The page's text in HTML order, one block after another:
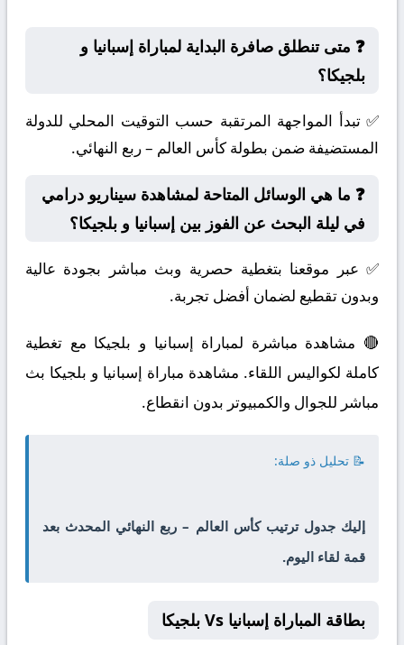
❓ متى تنطلق صافرة البداية لمباراة إسبانيا و
بلجيكا؟
✅ تبدأ المواجهة المرتقبة حسب التوقيت المحلي للدولة
المستضيفة ضمن بطولة كأس العالم – ربع النهائي.
❓ ما هي الوسائل المتاحة لمشاهدة سيناريو درامي
في ليلة البحث عن الفوز بين إسبانيا و بلجيكا؟
✅ عبر موقعنا بتغطية حصرية وبث مباشر بجودة عالية
وبدون تقطيع لضمان أفضل تجربة.
🔴 مشاهدة مباشرة لمباراة إسبانيا و بلجيكا مع تغطية
كاملة لكواليس اللقاء. مشاهدة مباراة إسبانيا و بلجيكا بث
مباشر للجوال والكمبيوتر بدون انقطاع.
📝 تحليل ذو صلة:
إليك جدول ترتيب كأس العالم – ربع النهائي المحدث بعد
قمة لقاء اليوم.
بطاقة المباراة إسبانيا Vs بلجيكا